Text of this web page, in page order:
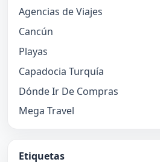
Agencias de Viajes
Cancún
Playas
Capadocia Turquía
Dónde Ir De Compras
Mega Travel
Etiquetas